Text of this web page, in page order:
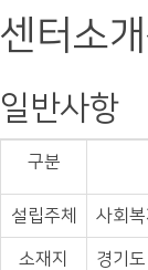
센터소개
일반사항
구분
설립주체 사회
소재지 경기